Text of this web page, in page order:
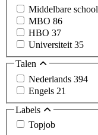
Middelbare school
MBO 86
HBO 37
Universiteit 35
Talen
Nederlands 394
Engels 21
Labels
Topjob